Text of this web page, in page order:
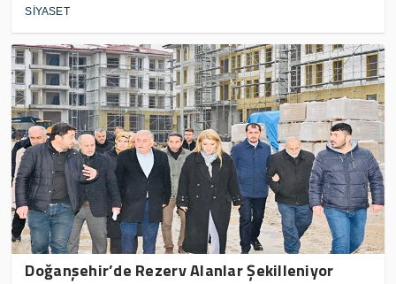
SİYASET
Doğanşehir’de Rezerv Alanlar Şekilleniyor